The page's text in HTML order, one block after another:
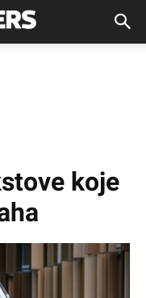
koje